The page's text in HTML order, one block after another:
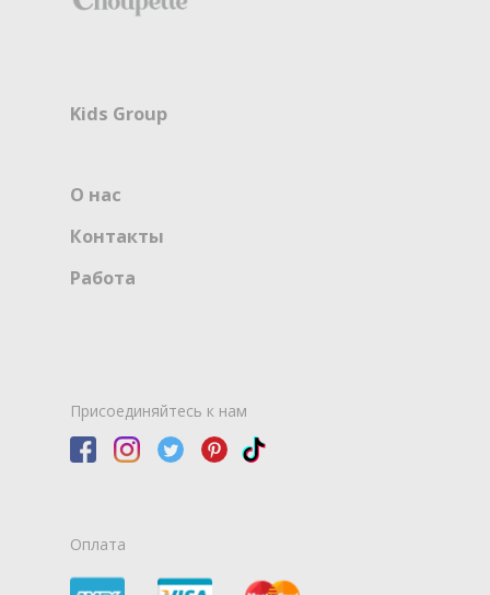
Kids Group
О нас
Контакты
Работа
Присоединяйтесь к нам
Оплата